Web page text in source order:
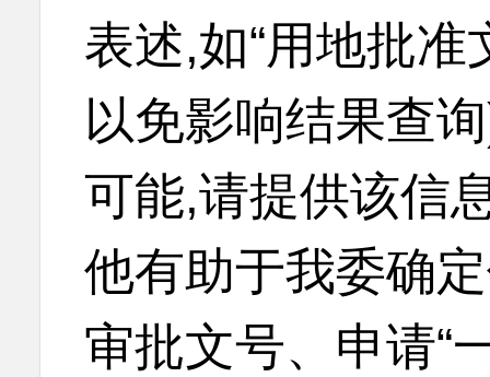
表述,如“用地批
以免影响结果查
可能,请提供该信
他有助于我委确
审批文号、申请“